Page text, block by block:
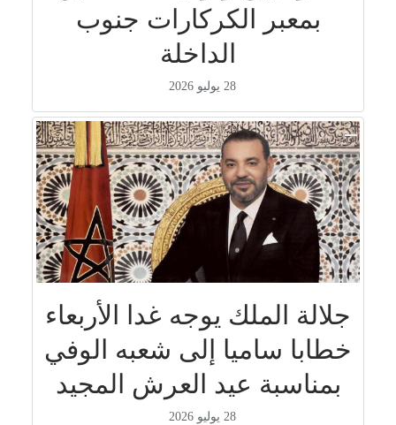
بمعبر الكركارات جنوب
الداخلة
28 يوليو 2026
جلالة الملك يوجه غدا الأربعاء
خطابا ساميا إلى شعبه الوفي
بمناسبة عيد العرش المجيد
28 يوليو 2026